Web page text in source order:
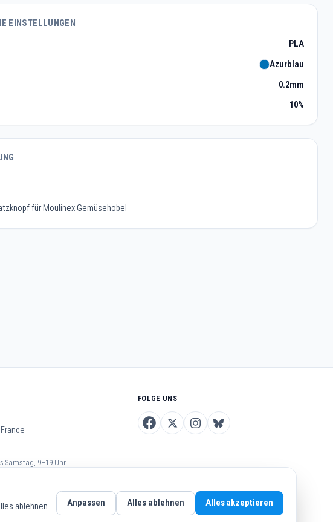
EINSTELLUNGEN
PLA
Azurblau
0.2mm
10%
für Moulinex Gemüsehobel
Samstag, 9–19 Uhr
FOLGE UNS
ablehnen
Anpassen Alles ablehnen Alles akzeptieren